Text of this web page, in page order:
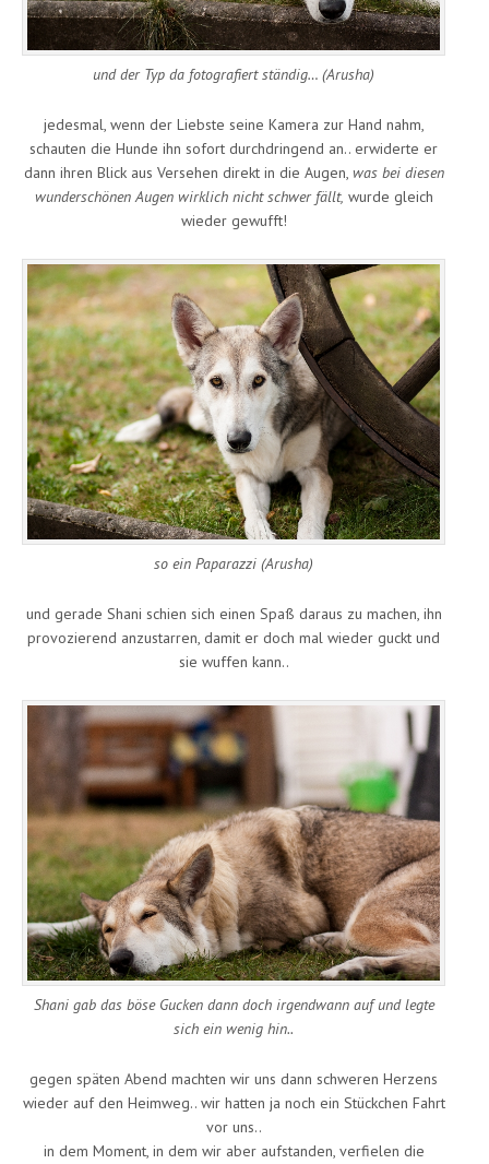
und der Typ da fotografiert ständig… (Arusha)
jedesmal, wenn der Liebste seine Kamera zur Hand nahm,
schauten die Hunde ihn sofort durchdringend an.. erwiderte er
dann ihren Blick aus Versehen direkt in die Augen, was bei diesen
wunderschönen Augen wirklich nicht schwer fällt, wurde gleich
wieder gewufft!
so ein Paparazzi (Arusha)
und gerade Shani schien sich einen Spaß daraus zu machen, ihn
provozierend anzustarren, damit er doch mal wieder guckt und
sie wuffen kann..
Shani gab das böse Gucken dann doch irgendwann auf und legte
sich ein wenig hin..
gegen späten Abend machten wir uns dann schweren Herzens
wieder auf den Heimweg.. wir hatten ja noch ein Stückchen Fahrt
vor uns..
in dem Moment, in dem wir aber aufstanden, verfielen die